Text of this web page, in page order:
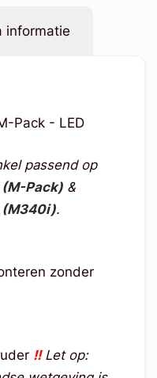
informatie
Pack - LED
passend op
(M-Pack)&
(M340i).
zonder
!!Let op: